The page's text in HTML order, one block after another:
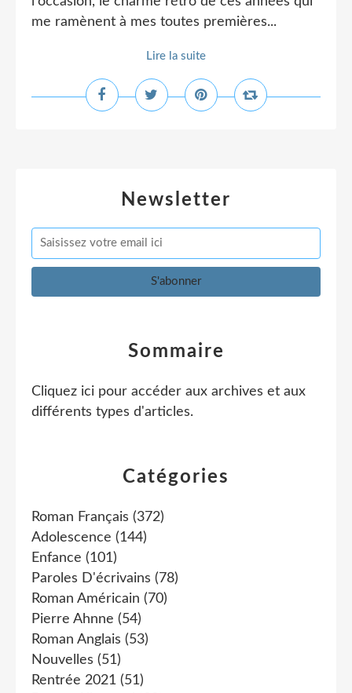
me ramènent à mes toutes premières...
Lire la suite
Newsletter
Catégories
Roman Français (372)
Adolescence (144)
Enfance (101)
Paroles D'écrivains (78)
Roman Américain (70)
Pierre Ahnne (54)
Roman Anglais (53)
Nouvelles (51)
Rentrée 2021 (51)
Sommaire
Cliquez ici pour accéder aux archives et aux
différents types d'articles.